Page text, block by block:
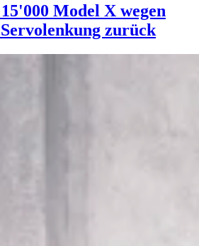
Model X wegen
zurück